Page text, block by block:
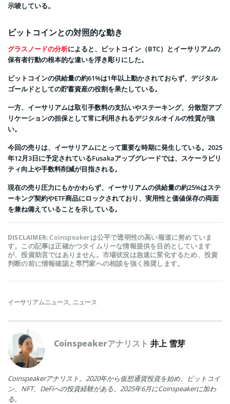
示唆している。
ビットコインとの対照的な動き
グラスノードの分析によると、ビットコイン（BTC）とイーサリアムの
保有者行動の根本的な違いを浮き彫りにした。
ビットコインの供給量の約61%は1年以上動かされておらず、デジタル
ゴールドとしての貯蓄資産の役割を果たしている。
一方、イーサリアムは取引手数料の支払いやステーキング、分散型アプ
リケーションの担保として常に利用されるデジタルオイルの性質が強
い。
今回の売りは、イーサリアムにとって重要な時期に発生している。2025
年12月3日に予定されているFusakaアップグレードでは、スケーラビリ
ティ向上や手数料削減が目指される。
現在の売り圧力にもかかわらず、イーサリアムの供給量の約25%はステ
ーキング契約やETF商品にロックされており、実用性と価値保存の両面
を兼ね備えていることを示している。
DISCLAIMER:Coinspeakerは公平で透明性の高い報道に努めていま
す。この記事は正確かつタイムリーな情報提供を目的としています
が、投資助言ではありません。市場状況は急速に変化するため、投資
判断の前に情報確認と専門家への相談を強く推奨します。
イーサリアムニュース, ニュース
Coinspeakerアナリスト 井上 雪芽
Coinspeakerアナリスト。2020年から仮想通貨投資を始め、ビットコイ
ン、NFT、DeFiへの投資経験がある。2025年6月にCoinspeakerに加わ
る。